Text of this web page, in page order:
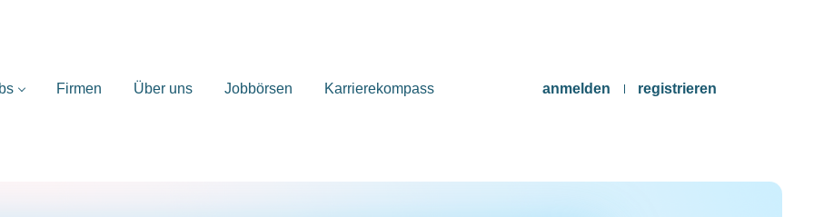
anmelden registrieren
Firmen Über uns Jobbörsen Karrierekompass